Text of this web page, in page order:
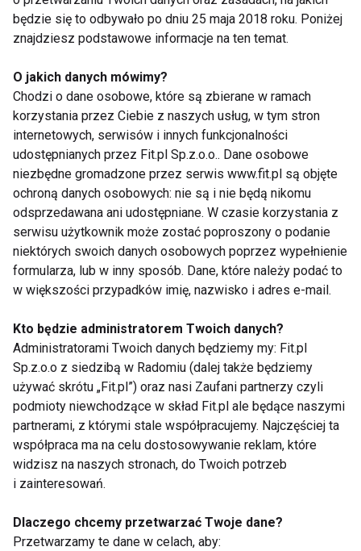
jest to jedna z najtańszych substancji i najlepiej
przyswajalna. Kolejnym jest jabłczan kreatyny, który
kwasem jabłkowym. Bardzo dobrze się przyswaja i
nie posiada właściwości wiązania wody. W sklepach
z suplementami dla sportowców występuje również
w postaci cytrynianu kreatyny, który również
charakteryzuje się bardzo dobrą przyswajalnością i
stabilnością, a także jako chlorowodorek kreatyny.
Jest to jedna z najmocniejszych form tego związku
ze względu na ogromną stabilność na zmiany pH
układu pokarmowego i świetne wchłanianie.
Dodatkowo kreatynę można spotkać również w
postaci: kre-alkalynu, azotanu kreatyny, esteru
etylowego, alfaketoglukaranu, chelatu magnezowego
kreatyny oraz pirogronianu.
Jak brać kreatynę?
Wiele osób decydując się na przyjmowanie kreatyny,
zastanawia się, jakie dawkowanie będzie najlepsze,
aby było w pełni bezpieczne i pozwoliło na
kreatyny, należy bezwzględnie stosować się do
dawkowania zawartego na opakowaniu preparatu,
będzie się to odbywało po dniu 25 maja 2018 roku. Poniżej
znajdziesz podstawowe informacje na ten temat.
O jakich danych mówimy?
Chodzi o dane osobowe, które są zbierane w ramach
korzystania przez Ciebie z naszych usług, w tym stron
internetowych, serwisów i innych funkcjonalności
udostępnianych przez Fit.pl Sp.z.o.o.. Dane osobowe
niezbędne gromadzone przez serwis www.fit.pl są objęte
ochroną danych osobowych: nie są i nie będą nikomu
odsprzedawana ani udostępniane. W czasie korzystania z
serwisu użytkownik może zostać poproszony o podanie
niektórych swoich danych osobowych poprzez wypełnienie
formularza, lub w inny sposób. Dane, które należy podać to
w większości przypadków imię, nazwisko i adres e-mail.
Kto będzie administratorem Twoich danych?
Administratorami Twoich danych będziemy my: Fit.pl
Sp.z.o.o z siedzibą w Radomiu (dalej także będziemy
używać skrótu „Fit.pl”) oraz nasi Zaufani partnerzy czyli
podmioty niewchodzące w skład Fit.pl ale będące naszymi
partnerami, z którymi stale współpracujemy. Najczęściej ta
współpraca ma na celu dostosowywanie reklam, które
widzisz na naszych stronach, do Twoich potrzeb
i zainteresowań.
Dlaczego chcemy przetwarzać Twoje dane?
Przetwarzamy te dane w celach, aby: